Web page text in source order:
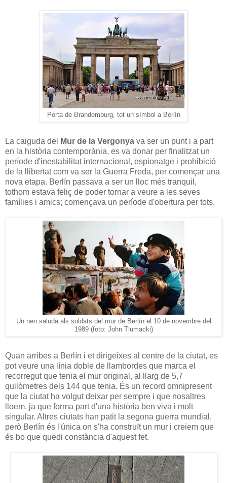
Porta de Brandemburg, tot un símbol a Berlín
La caiguda del Mur de la Vergonya va ser un punt i a part
en la història contemporània, es va donar per finalitzat un
període d'inestabilitat internacional, espionatge i prohibició
de la llibertat com va ser la Guerra Freda, per començar una
nova etapa. Berlín passava a ser un lloc més tranquil,
tothom estava feliç de poder tornar a veure a les seves
famílies i amics; començava un període d'obertura per tots.
Un nen saluda als soldats del mur de Berlín el 10 de novembre del
1989 (foto: John Tlumacki)
Quan arribes a Berlín i et dirigeixes al centre de la ciutat, es
pot veure una línia doble de llambordes que marca el
recorregut que tenia el mur original, al llarg de 5,7
quilòmetres dels 144 que tenia. És un record omnipresent
que la ciutat ha volgut deixar per sempre i que nosaltres
lloem, ja que forma part d'una història ben viva i molt
singular. Altres ciutats han patit la segona guerra mundial,
però Berlín és l'única on s'ha construït un mur i creiem que
és bo que quedi constància d'aquest fet.